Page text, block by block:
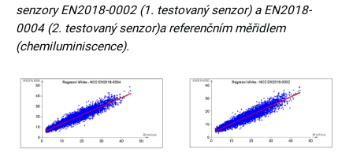
senzory EN2018-0002 (1. testovaný senzor) a EN2018-
0004 (2. testovaný senzor)a referenčním měřidlem
(chemiluminiscence).